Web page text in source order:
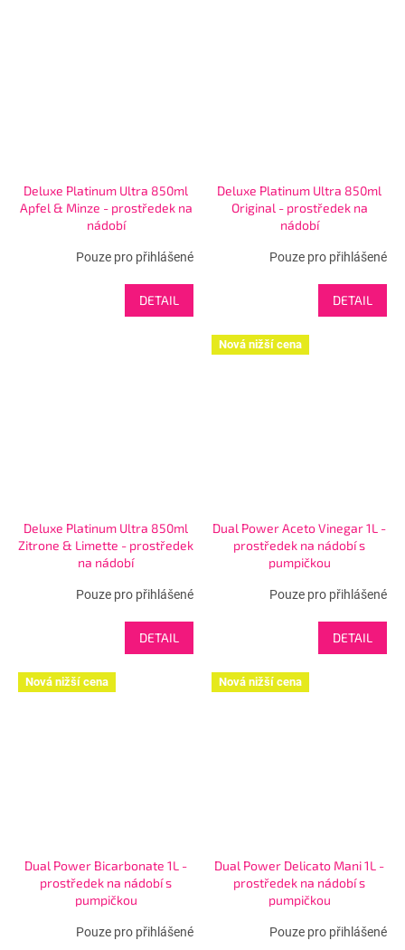
Deluxe Platinum Ultra 850ml
Apfel & Minze - prostředek na
nádobí
Pouze pro přihlášené
DETAIL
Deluxe Platinum Ultra 850ml
Original - prostředek na
nádobí
Pouze pro přihlášené
DETAIL
Deluxe Platinum Ultra 850ml
Zitrone & Limette - prostředek
na nádobí
Pouze pro přihlášené
DETAIL
Nová nižší cena
Dual Power Aceto Vinegar 1L -
prostředek na nádobí s
pumpičkou
Pouze pro přihlášené
DETAIL
Nová nižší cena
Dual Power Bicarbonate 1L -
prostředek na nádobí s
pumpičkou
Pouze pro přihlášené
Nová nižší cena
Dual Power Delicato Mani 1L -
prostředek na nádobí s
pumpičkou
Pouze pro přihlášené